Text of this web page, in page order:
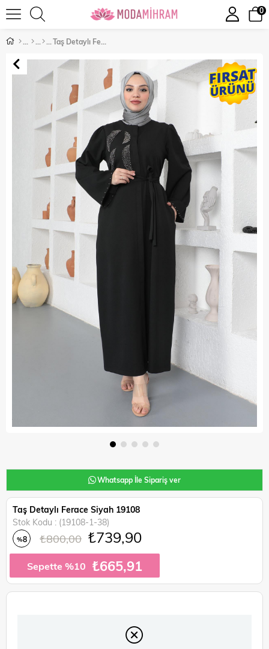
0
Taş Detaylı Ferace Siyah 19108
Whatsapp İle Sipariş ver
Taş Detaylı Ferace Siyah 19108
Stok Kodu
(19108-1-38)
%8 ₺800,00 ₺739,90
Sepette %10 ₺665,91